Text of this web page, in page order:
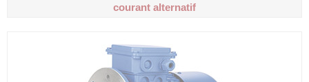
courant alternatif